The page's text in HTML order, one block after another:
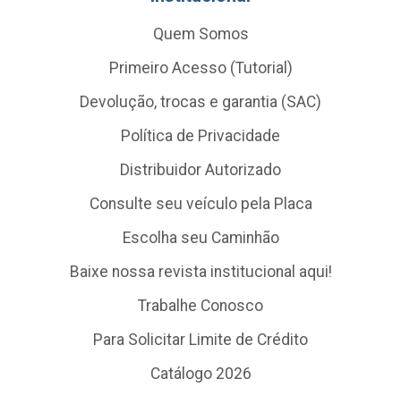
Quem Somos
Primeiro Acesso (Tutorial)
Devolução, trocas e garantia (SAC)
Política de Privacidade
Distribuidor Autorizado
Consulte seu veículo pela Placa
Escolha seu Caminhão
Baixe nossa revista institucional aqui!
Trabalhe Conosco
Para Solicitar Limite de Crédito
Catálogo 2026